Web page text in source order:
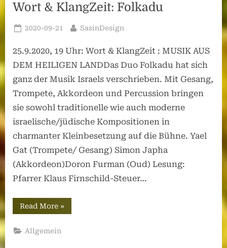
Wort & KlangZeit: Folkadu
Posted
2020-09-21 By
SasinDesign
25.9.2020, 19 Uhr: Wort & KlangZeit : MUSIK AUS
DEM HEILIGEN LANDDas Duo Folkadu hat sich
ganz der Musik Israels verschrieben. Mit Gesang,
Trompete, Akkordeon und Percussion bringen
sie sowohl traditionelle wie auch moderne
israelische/jüdische Kompositionen in
charmanter Kleinbesetzung auf die Bühne. Yael
Gat (Trompete/ Gesang) Simon Japha
(Akkordeon)Doron Furman (Oud) Lesung:
Pfarrer Klaus Firnschild-Steuer…
Read More“Wort
&
»
Allgemein